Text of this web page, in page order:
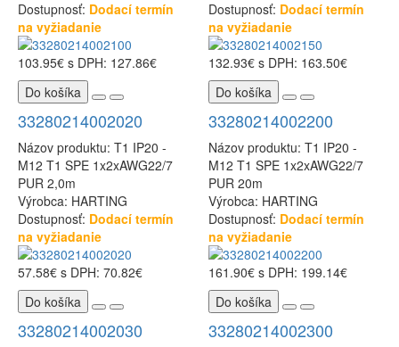
Dostupnosť: Dodací termín
na vyžiadanie
103.95€ s DPH: 127.86€
Do košíka
Dostupnosť: Dodací termín
na vyžiadanie
132.93€ s DPH: 163.50€
Do košíka
33280214002020
Názov produktu: T1 IP20 -
M12 T1 SPE 1x2xAWG22/7
PUR 2,0m
Výrobca: HARTING
Dostupnosť: Dodací termín
na vyžiadanie
57.58€ s DPH: 70.82€
Do košíka
33280214002200
Názov produktu: T1 IP20 -
M12 T1 SPE 1x2xAWG22/7
PUR 20m
Výrobca: HARTING
Dostupnosť: Dodací termín
na vyžiadanie
161.90€ s DPH: 199.14€
Do košíka
33280214002030 33280214002300